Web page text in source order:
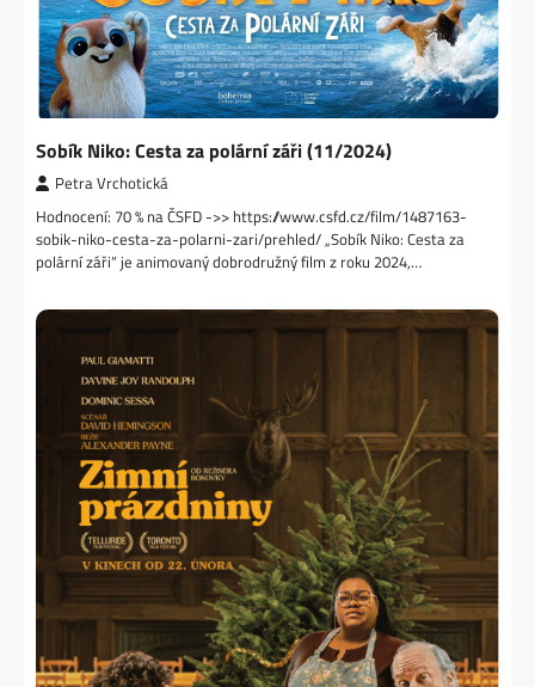
Sobík Niko: Cesta za polární záři (11/2024)
Petra Vrchotická
Hodnocení: 70 % na ČSFD ->> https://www.csfd.cz/film/1487163-
sobik-niko-cesta-za-polarni-zari/prehled/ „Sobík Niko: Cesta za
polární záři“ je animovaný dobrodružný film z roku 2024,…